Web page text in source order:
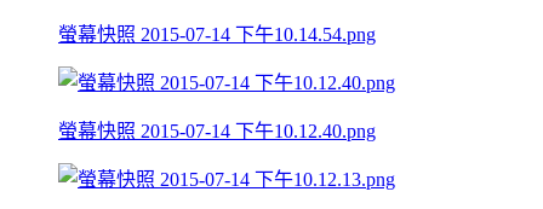
螢幕快照 2015-07-14 下午10.14.54.png
螢幕快照 2015-07-14 下午10.12.40.png